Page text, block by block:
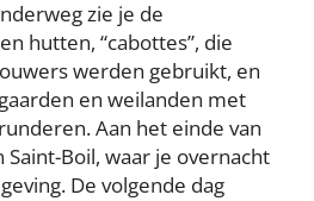
zie je de
hutten, “cabottes”, die
werden gebruikt, en
en weilanden met
Aan het einde van
Saint-Boil, waar je overnacht
De volgende dag